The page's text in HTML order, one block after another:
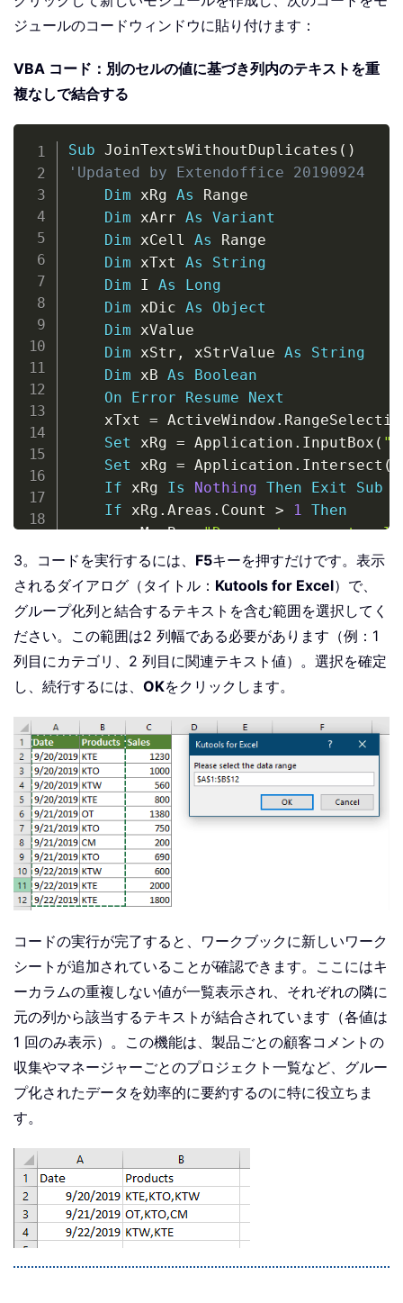
ジュールのコードウィンドウに貼り付けます：
VBA コード：別のセルの値に基づき列内のテキストを重
複なしで結合する
Sub JoinTextsWithoutDuplicates ( )
'Updated by Extendoffice 20190924
Dim xRg As Range
Dim xArr As
Variant
Dim xCell As Range
Dim xTxt As
String
Dim I As
Long
Dim xDic As
Object
Dim xValue
Dim xStr , xStrValue As
String
Dim xB As
Boolean
On
Error Resume
Next
    xTxt
= ActiveWindow.
Set xRg = Application . InputBox (
Set xRg = Application . Intersect (
If xRg Is Nothing Then Exit
Sub
If xRg . Areas . Count > 1 Then
        MsgBox
"Does not support
Exit
Sub
End
If
If xRg Count < 2 Then
        MsgBox
"There must be only
Exit
Sub
End
If
    xArr
= xRg
Set xDic = CreateObject(
    xDic
.CompareMode = 1
For
I = To UBound(xArr)
If Not xDic.
            xDic
xArr 1))
            xArr
(xDic.Count, 1) =
            xArr
Else
            xStrValue
For Each xStr In Split(
If xStr = xStrValue
                    xB
False
Exit
For
End If
Next
If xB Then
            xArr
(xDic.Item(xArr(I,
Next
    Sheets
.Add.Cells(
End Sub
Copy
3。コードを実行するには、 F5キーを押すだけです。表示
されるダイアログ（タイトル： Kutools for Excel）で、
グループ化列と結合するテキストを含む範囲を選択してく
ださい。この範囲は2 列幅である必要があります（例：1
列目にカテゴリ、2 列目に関連テキスト値）。選択を確定
し、続行するには、 OKをクリックします。
コードの実行が完了すると、ワークブックに新しいワーク
シートが追加されていることが確認できます。ここにはキ
ーカラムの重複しない値が一覧表示され、それぞれの隣に
元の列から該当するテキストが結合されています（各値は
1 回のみ表示）。この機能は、製品ごとの顧客コメントの
収集やマネージャーごとのプロジェクト一覧など、グルー
プ化されたデータを効率的に要約するのに特に役立ちま
す。